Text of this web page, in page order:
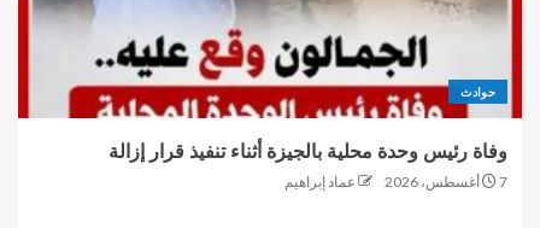
حوادث
وفاة رئيس وحدة محلية بالجيزة أثناء تنفيذ قرار إزالة
7 أغسطس، 2026 عماد إبراهيم